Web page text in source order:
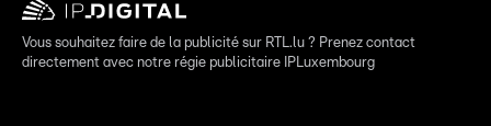
Vous souhaitez faire de la publicité sur RTL.lu ? Prenez contact
directement avec notre régie publicitaire IPLuxembourg